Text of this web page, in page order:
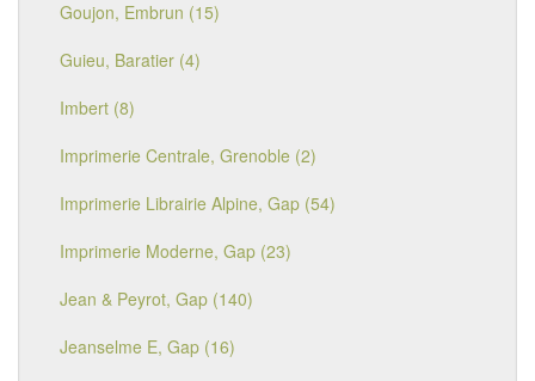
Goujon, Embrun (15)
Guieu, Baratier (4)
Imbert (8)
Imprimerie Centrale, Grenoble (2)
Imprimerie Librairie Alpine, Gap (54)
Imprimerie Moderne, Gap (23)
Jean & Peyrot, Gap (140)
Jeanselme E, Gap (16)